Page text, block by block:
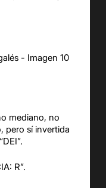
mediano, no
pero sí invertida
R”.